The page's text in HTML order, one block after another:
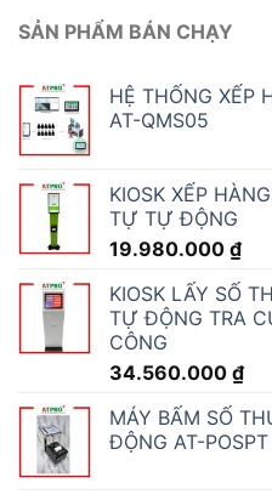
SẢN PHẨM BÁN CHẠY
HỆ THỐNG XẾP
AT-QMS05
KIOSK XẾP
TỰ TỰ ĐỘNG
19.980.000 ₫
KIOSK LẤY SỐ
TỰ ĐỘNG TRA
CÔNG
34.560.000 ₫
MÁY BẤM SỐ
ĐỘNG AT-POSPT